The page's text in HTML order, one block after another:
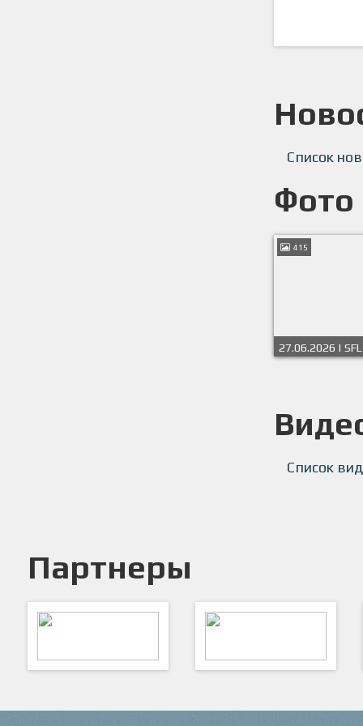
Список
Фото
415
27.06.2026 | SFL
Чемпионат
Список
Партнеры